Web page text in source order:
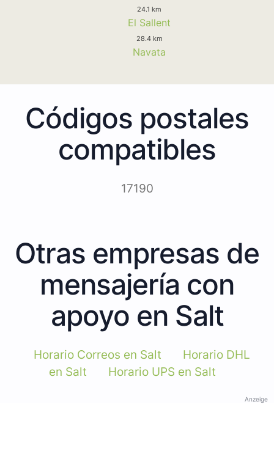
24.1 km
El Sallent
28.4 km
Navata
Códigos postales
compatibles
17190
Otras empresas de
mensajería con
apoyo en Salt
Horario Correos en Salt
Horario DHL
en Salt
Horario UPS en Salt
Anzeige